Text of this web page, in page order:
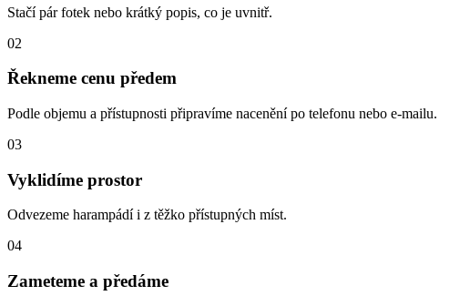
Stačí pár fotek nebo krátký popis, co je uvnitř.
02
Řekneme cenu předem
Podle objemu a přístupnosti připravíme nacenění po telefonu nebo e-mailu.
03
Vyklidíme prostor
Odvezeme harampádí i z těžko přístupných míst.
04
Zameteme a předáme